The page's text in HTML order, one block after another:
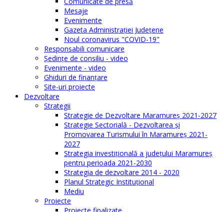
Mesaje
Evenimente
Gazeta Administraţiei Judeţene
Noul coronavirus "COVID-19"
Responsabili comunicare
Şedinţe de consiliu - video
Evenimente - video
Ghiduri de finanţare
Site-uri proiecte
Dezvoltare
Strategii
Strategie de Dezvoltare Maramureș 2021-2027
Strategie Sectorială - Dezvoltarea și
Promovarea Turismului în Maramureș 2021-
2027
Strategia investiţională a județului Maramureș
pentru perioada 2021-2030
Strategia de dezvoltare 2014 - 2020
Planul Strategic Instituţional
Mediu
Proiecte